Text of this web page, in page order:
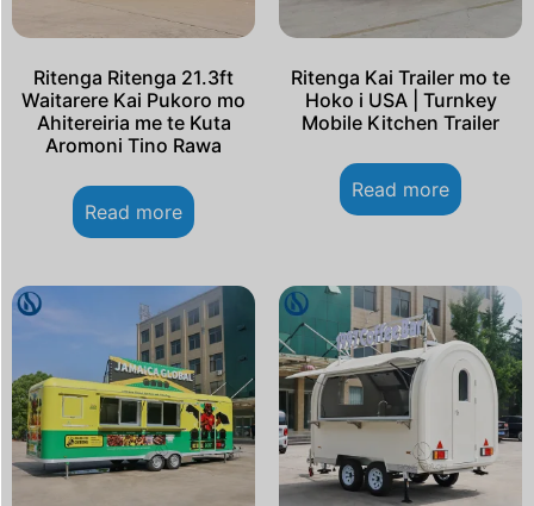
Ritenga Ritenga 21.3ft
Waitarere Kai Pukoro mo
Ahitereiria me te Kuta
Aromoni Tino Rawa
Read more
Ritenga Kai Trailer mo te
Hoko i USA | Turnkey
Mobile Kitchen Trailer
Read more